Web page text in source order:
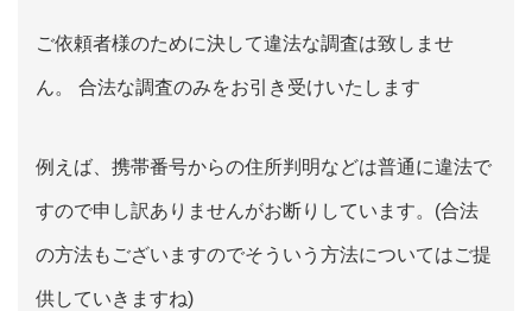
ご依頼者様のために決して違法な調査は致しませ
ん。 合法な調査のみをお引き受けいたします
例えば、携帯番号からの住所判明などは普通に違法で
すので申し訳ありませんがお断りしています。(合法
の方法もございますのでそういう方法についてはご提
供していきますね)